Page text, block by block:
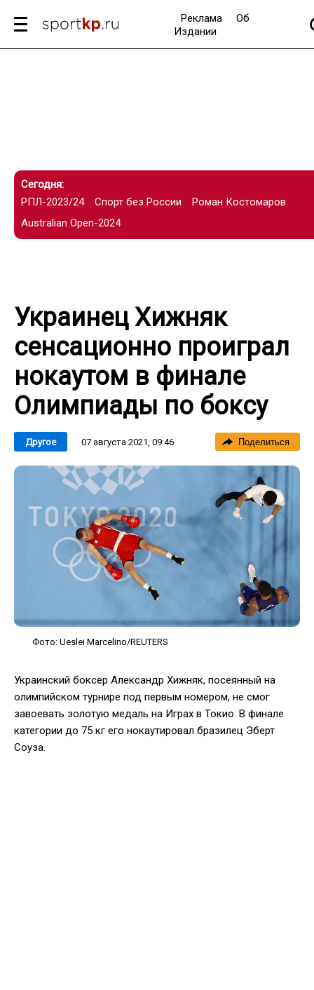
Реклама
Об
Издании
Сегодня:
РПЛ-2023/24
Спорт без России
Роман Костомаров
Australian Open-2024
Украинец Хижняк
сенсационно проиграл
нокаутом в финале
Олимпиады по боксу
Другое 07 августа 2021, 09:46 Поделиться
Фото: Ueslei Marcelino/REUTERS
Украинский боксер Александр Хижняк, посеянный на
олимпийском турнире под первым номером, не смог
завоевать золотую медаль на Играх в Токио. В финале
категории до 75 кг его нокаутировал бразилец Эберт
Соуза.